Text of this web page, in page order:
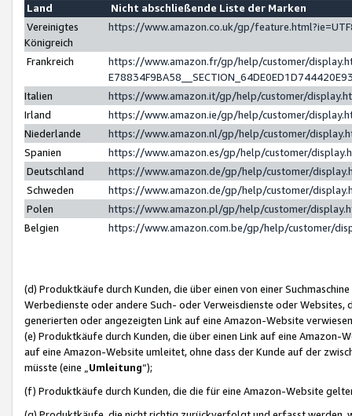
Land
Nicht abschließende Liste der Marken
Vereinigtes
Königreich
https://www.amazon.co.uk/gp/
Frankreich
https://www.amazon.fr/gp/help/customer/
Italien
https://www.amazon.it/gp/help/customer/
Irland
https://www.amazon.ie/gp/help/customer/
Niederlande
https://www.amazon.nl/gp/help/customer/
Spanien
https://www.amazon.es/gp/help/customer/
Deutschland
https://www.amazon.de/gp/help/customer/
Schweden
https://www.amazon.de/gp/help/customer/
Polen
https://www.amazon.pl/gp/help/customer/
Belgien
https://www.amazon.com.be/gp/help/customer/
(d) Produktkäufe durch Kunden, die über einen von einer
Werbedienste oder andere Such- oder Verweisdienste oder Websites,
generierten oder angezeigten Link auf eine Amazon-Website
(e) Produktkäufe durch Kunden, die über einen Link auf eine
auf eine Amazon-Website umleitet, ohne dass der Kunde auf der
müsste (eine „ Umleitung“);
(f) Produktkäufe durch Kunden, die die für eine Amazon-Website